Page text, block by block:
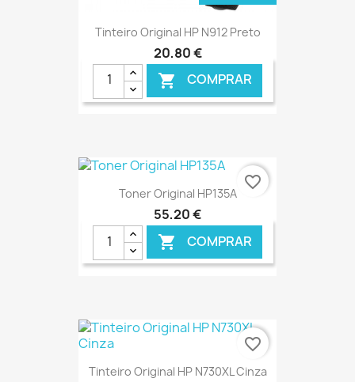
Tinteiro Original HP N912 Preto
20,80 €
 COMPRAR
Toner Original HP135A
55,20 €
 COMPRAR
€ ONLINE
favorite_border
Tinteiro Original HP N730XL Cinza
favorite_border